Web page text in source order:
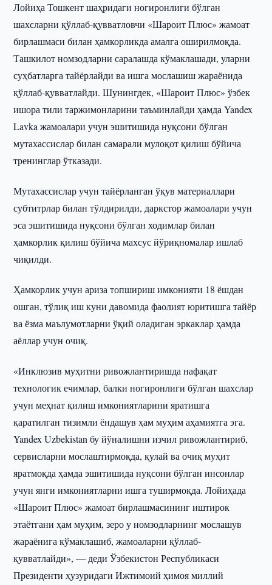
Лойиҳа Тошкент шаҳридаги ногиронлиги бўлган
шахсларни қўллаб-қувватловчи «Шароит Плюс» жамоат
бирлашмаси билан ҳамкорликда амалга оширилмоқда.
Ташкилот номзодларни саралашда кўмаклашади, уларни
суҳбатларга тайёрлайди ва ишга мослашиш жараёнида
қўллаб-қувватлайди. Шунингдек, «Шароит Плюс» ўзбек
ишора тили таржимонларини таъминлайди ҳамда Yandex
Lavka жамоалари учун эшитишида нуқсони бўлган
мутахассислар билан самарали мулоқот қилиш бўйича
тренинглар ўтказади.
Мутахассислар учун тайёрланган ўқув материаллари
субтитрлар билан тўлдирилди, даркстор жамоалари учун
эса эшитишида нуқсони бўлган ходимлар билан
ҳамкорлик қилиш бўйича махсус йўриқномалар ишлаб
чиқилди.
Ҳамкорлик учун ариза топшириш имконияти 18 ёшдан
ошган, тўлиқ иш куни давомида фаолият юритишга тайёр
ва ёзма маълумотларни ўқий оладиган эркаклар ҳамда
аёллар учун очиқ.
«Инклюзив муҳитни ривожлантиришда нафақат
технологик ечимлар, балки ногиронлиги бўлган шахслар
учун меҳнат қилиш имкониятларини яратишга
қаратилган тизимли ёндашув ҳам муҳим аҳамиятга эга.
Yandex Uzbekistan бу йўналишни изчил ривожлантириб,
сервисларни мослаштирмоқда, қулай ва очиқ муҳит
яратмоқда ҳамда эшитишида нуқсони бўлган инсонлар
учун янги имкониятларни ишга туширмоқда. Лойиҳада
«Шароит Плюс» жамоат бирлашмасининг иштирок
этаётгани ҳам муҳим, зеро у номзодларнинг мослашув
жараёнига кўмаклашиб, жамоаларни қўллаб-
қувватлайди», — деди Ўзбекистон Республикаси
Президенти ҳузуридаги Ижтимоий ҳимоя миллий